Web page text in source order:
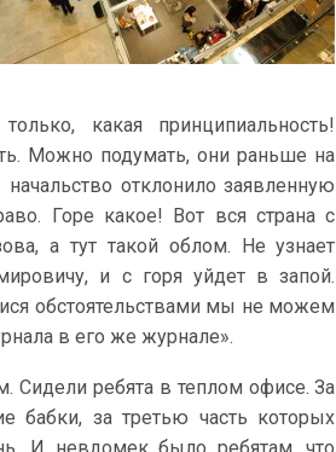
какая принципиальность!
Можно подумать, они раньше на
отклонило заявленную
Горе какое! Вот вся страна с
а тут такой облом. Не узнает
и с горя уйдет в запой.
обстоятельствами мы не можем
в его же журнале».
Сидели ребята в теплом офисе. За
бабки, за третью часть которых